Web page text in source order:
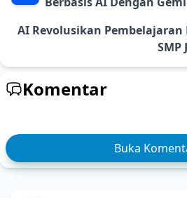
AI Revolusikan Pembelajaran
SMP
Komentar
Buka